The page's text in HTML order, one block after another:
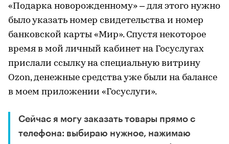
«Подарка новорожденному» – для этого нужно
было указать номер свидетельства и номер
банковской карты «Мир». Спустя некоторое
время в мой личный кабинет на Госуслугах
прислали ссылку на специальную витрину
Ozon, денежные средства уже были на балансе
в моем приложении «Госуслуги».
Сейчас я могу заказать товары прямо с
телефона: выбираю нужное, нажимаю